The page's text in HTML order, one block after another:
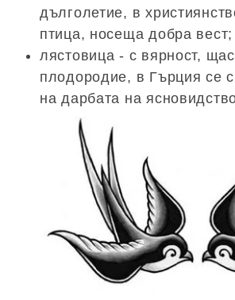
дълголетие, в
птица, носеща добра вест;
лястовица - с вярност,
плодородие, в Гърция се
на дарбата на